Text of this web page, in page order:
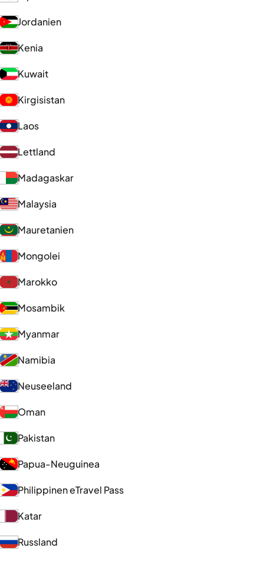
Jordanien
Kenia
Kuwait
Kirgisistan
Laos
Lettland
Madagaskar
Malaysia
Mauretanien
Mongolei
Marokko
Mosambik
Myanmar
Namibia
Neuseeland
Oman
Pakistan
Papua-Neuguinea
Philippinen eTravel Pass
Katar
Russland